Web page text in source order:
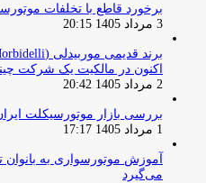
برخورد قاطع با تخلفات
3 مرداد 1405 20:15
اکنون در مالکیت یک شرکت
2 مرداد 1405 20:42
بررسی بازار موتورسیکلت
1 مرداد 1405 17:17
آموزش موتورسواری به بانوان
می‌گیرد